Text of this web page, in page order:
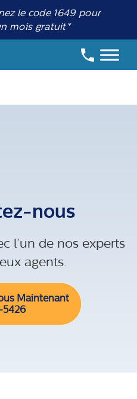
le code 1649 pour
mois gratuit*
nous
l’un de nos experts
agents.
Maintenant